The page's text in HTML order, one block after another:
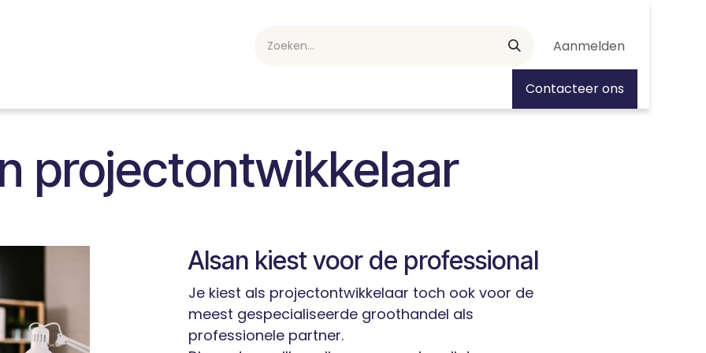
Aanmelden
Contacteer ons
projectontwikkelaar
Alsan kiest voor de professional
Je kiest als projectontwikkelaar toch ook voor de
meest gespecialiseerde groothandel als
professionele partner.